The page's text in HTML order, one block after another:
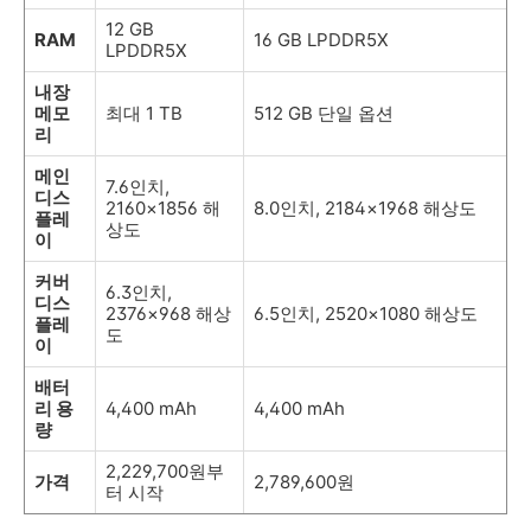
RAM
12 GB
LPDDR5X
16 GB LPDDR5X
내장
메모
리
최대 1 TB 512 GB 단일 옵션
메인
디스
플레
이
7.6인치,
2160×1856 해
상도
8.0인치, 2184×1968 해상도
커버
디스
플레
이
6.3인치,
2376×968 해상
도
6.5인치, 2520×1080 해상도
배터
리 용
량
4,400 mAh 4,400 mAh
가격
2,229,700원부
터 시작
2,789,600원